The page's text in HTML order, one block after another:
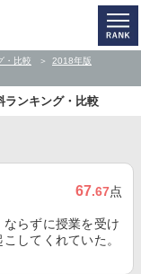
・比較
2018年版
ランキング・比較
67.67点
らずに授業を受け
してくれていた。